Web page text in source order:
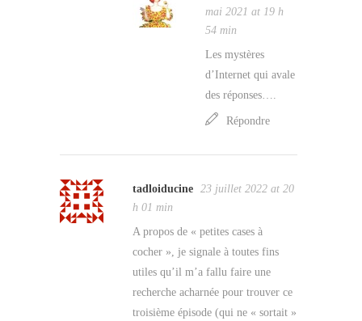
mai 2021 at 19 h
54 min
Les mystères
d’Internet qui avale
des réponses….
Répondre
tadloiducine
23 juillet 2022 at 20
h 01 min
A propos de « petites cases à
cocher », je signale à toutes fins
utiles qu’il m’a fallu faire une
recherche acharnée pour trouver ce
troisième épisode (qui ne « sortait »